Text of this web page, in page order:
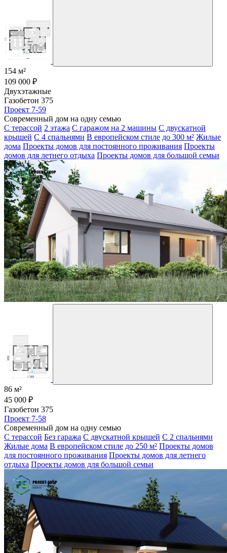
154 м²
109 000 ₽
Двухэтажные
Газобетон 375
Проект 7-59
Современный дом на одну семью
С терассой 2 этажа С гаражом на 2 машины С двускатной
крышей С 4 спальнями В европейском стиле до 300 м² Жилые
дома Проекты домов для постоянного проживания Проекты
домов для летнего отдыха Проекты домов для большой семьи
86 м²
45 000 ₽
Газобетон 375
Проект 7-58
Современный дом на одну семью
С терассой Без гаража С двускатной крышей С 2 спальнями
Жилые дома В европейском стиле до 250 м² Проекты домов
для постоянного проживания Проекты домов для летнего
отдыха Проекты домов для большой семьи